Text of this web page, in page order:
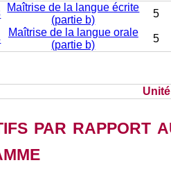
Maîtrise de la langue écrite
(partie b)
5
Maîtrise de la langue orale
(partie b)
5
par rapport